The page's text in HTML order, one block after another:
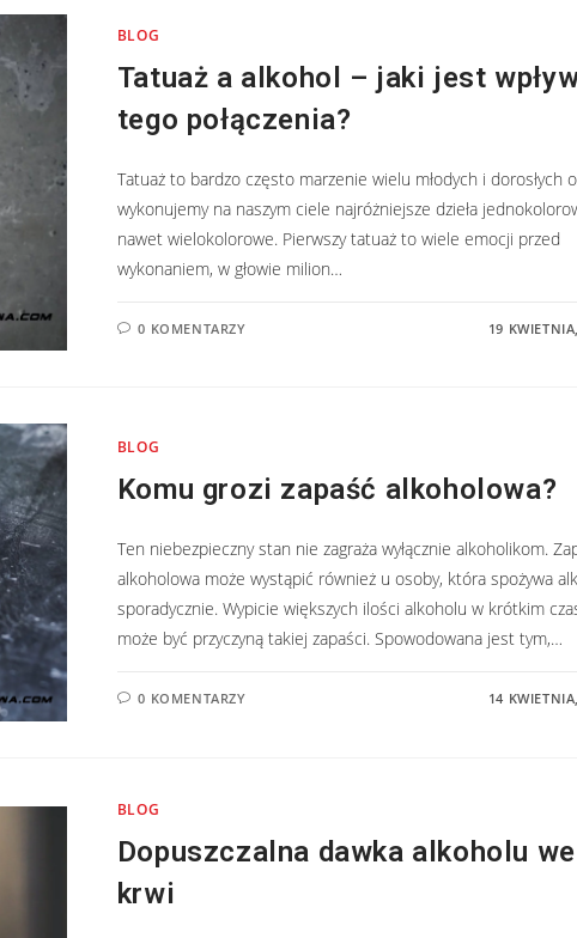
BLOG
Tatuaż a alkohol – jaki jest
tego połączenia?
Tatuaż to bardzo często marzenie wielu młodych i dorosłych
wykonujemy na naszym ciele najróżniejsze dzieła
nawet wielokolorowe. Pierwszy tatuaż to wiele emocji przed
wykonaniem, w głowie milion…
0 KOMENTARZY 19
BLOG
Komu grozi zapaść alkoholowa?
Ten niebezpieczny stan nie zagraża wyłącznie alkoholikom.
alkoholowa może wystąpić również u osoby, która spożywa
sporadycznie. Wypicie większych ilości alkoholu w krótkim
może być przyczyną takiej zapaści. Spowodowana jest tym,…
0 KOMENTARZY 14
BLOG
Dopuszczalna dawka alkoholu we
krwi